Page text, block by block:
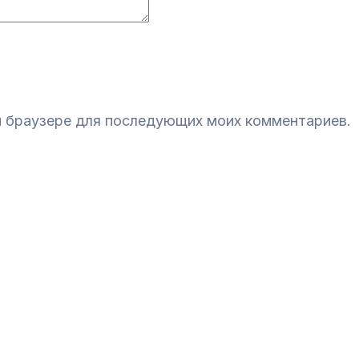
для последующих моих комментариев.